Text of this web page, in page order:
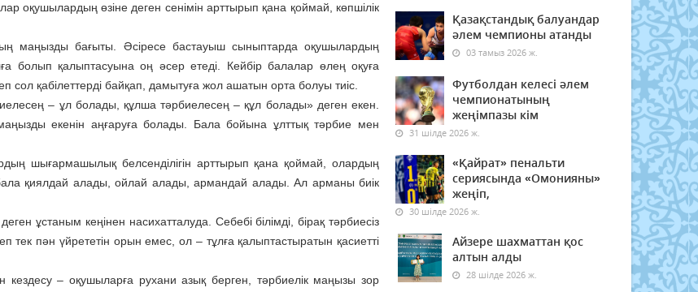
оқушылардың өзіне деген сенімін арттырып қана қоймай, көпшілік
маңызды бағыты. Әсіресе бастауыш сыныптарда оқушылардың
болып қалыптасуына оң әсер етеді. Кейбір балалар өлең оқуға
сол қабілеттерді байқап, дамытуға жол ашатын орта болуы тиіс.
– ұл болады, құлша тәрбиелесең – құл болады» деген екен.
екенін аңғаруға болады. Бала бойына ұлттық тәрбие мен
шығармашылық белсенділігін арттырып қана қоймай, олардың
қиялдай алады, ойлай алады, армандай алады. Ал арманы биік
ұстаным кеңінен насихатталуда. Себебі білімді, бірақ тәрбиесіз
тек пән үйрететін орын емес, ол – тұлға қалыптастыратын қасиетті
– оқушыларға рухани азық берген, тәрбиелік маңызы зор
Қазақстандық балуандар
әлем чемпионы атанды
03 тамыз 2026 ж.
Футболдан келесі әлем
чемпионатының
жеңімпазы кім
31 шілде 2026 ж.
«Қайрат» пенальти
сериясында «Омонияны»
жеңіп,
30 шілде 2026 ж.
Айзере шахматтан қос
алтын алды
28 шілде 2026 ж.